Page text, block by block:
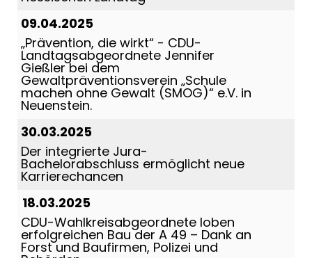
09.04.2025
Prävention, die wirkt“ - CDU-
Landtagsabgeordnete Jennifer
Gießler bei dem
Gewaltpräventionsverein „Schule
machen ohne Gewalt (SMOG)“ e.V. in
Neuenstein.
30.03.2025
Der integrierte Jura-
Bachelorabschluss ermöglicht neue
Karrierechancen
18.03.2025
CDU-Wahlkreisabgeordnete loben
erfolgreichen Bau der A 49 – Dank an
Forst und Baufirmen, Polizei und